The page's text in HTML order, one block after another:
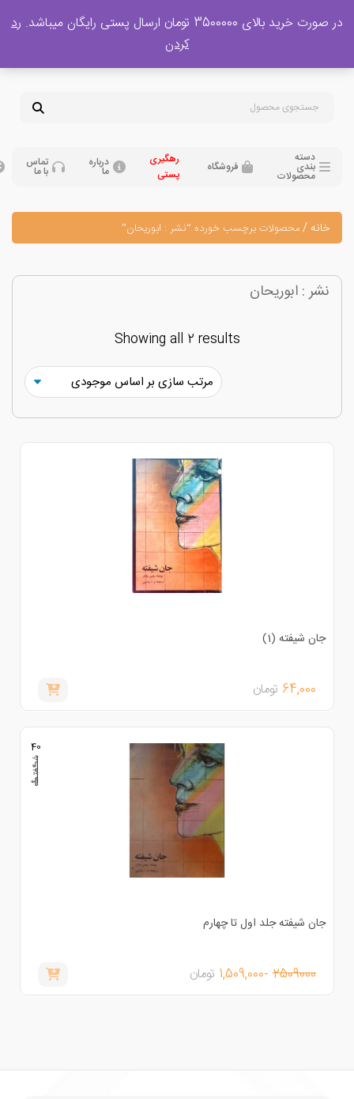
پشتیبانی فروش
09120329397
بندی
محصولات
فروشگاه درباره تماس
محصولات برچسب خورده “نشر : ابوریحان”
: ابوریحان
Showing all 2 results
شیفته (1)
64,000تومان
شیفته جلد اول تا چهارم
2509000
-1,509,000 تومان
3500000 تومان ارسال پستی رایگان میباشد.
رد